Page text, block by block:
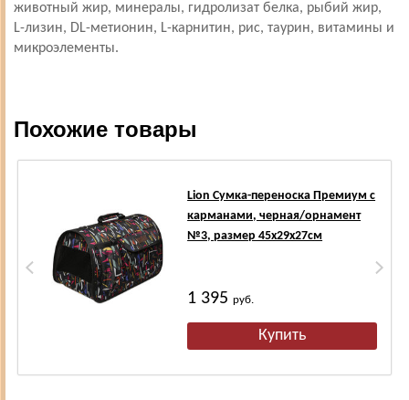
животный жир, минералы, гидролизат белка, рыбий жир,
L-лизин, DL-метионин, L-карнитин, рис, таурин, витамины и
микроэлементы.
Похожие товары
Lion Сумка-переноска Премиум с
карманами, черная/орнамент
№3, размер 45х29х27см
1 395руб.